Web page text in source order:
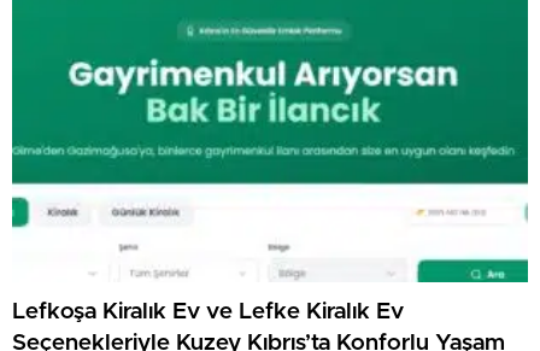
Lefkoşa Kiralık Ev ve Lefke Kiralık Ev
Seçenekleriyle Kuzey Kıbrıs’ta Konforlu Yaşam